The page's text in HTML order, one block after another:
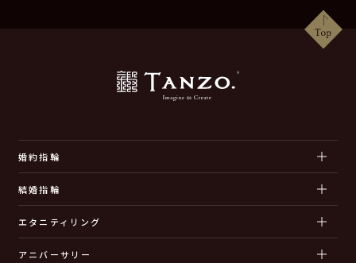
婚約指輪
結婚指輪
エタニティリング
アニバーサリー